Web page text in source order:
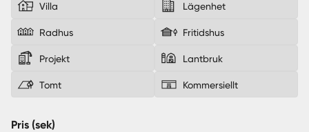
Villa Lägenhet
Radhus Fritidshus
Projekt Lantbruk
Tomt Kommersiellt
Pris (sek)